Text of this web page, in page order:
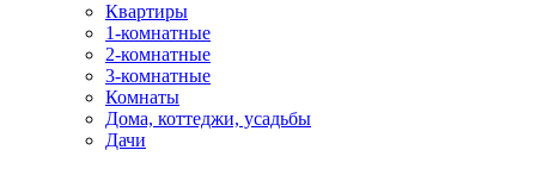
Квартиры
1-комнатные
2-комнатные
3-комнатные
Комнаты
Дома, коттеджи, усадьбы
Дачи